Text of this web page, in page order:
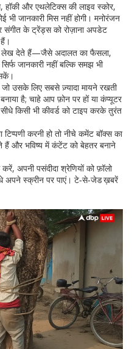
और एथलेटिक्स की लाइव स्कोर,
जानकारी मिस नहीं होगी। मनोरंजन
संगीत के ट्रेंड्स को रोज़ाना अपडेट
लेख देते हैं—जैसे अदालत का फैसला,
जानकारी नहीं बल्कि समझ भी
जो उसके लिए सबसे ज़्यादा मायने रखती
है; चाहे आप फ़ोन पर हों या कंप्यूटर
किसी भी कीवर्ड को टाइप करके तुरंत
करनी हो तो नीचे कमेंट बॉक्स का
और भविष्य में कंटेंट को बेहतर बनाने
अपनी पसंदीदा श्रेणियों को फ़ॉलो
अपने स्क्रीन पर पाएं। टे‑से‑जेड ख़बरें